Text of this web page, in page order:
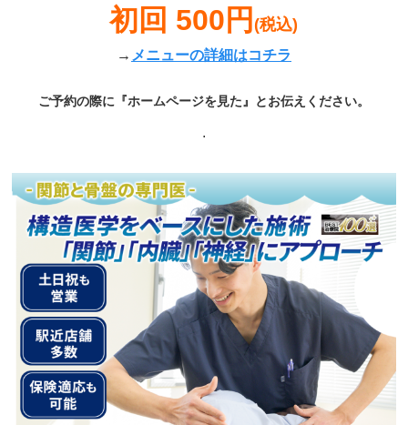
初回 500円(税込)
→ メニューの詳細はコチラ
ご予約の際に『ホームページを見た』とお伝えください。
.